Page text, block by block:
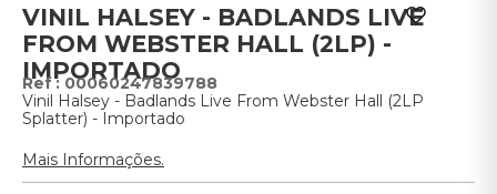
VINIL HALSEY - BADLANDS LIVE
FROM WEBSTER HALL (2LP) -
IMPORTADO
: 00060247839788
Vinil Halsey - Badlands Live From Webster Hall (2LP
Splatter) - Importado
Mais Informações.